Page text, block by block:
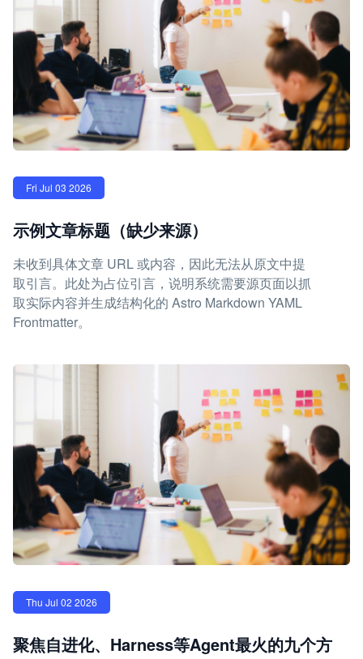
Fri Jul 03 2026
示例文章标题（缺少来源）
未收到具体文章 URL 或内容，因此无法从原文中提
取引言。此处为占位引言，说明系统需要源页面以抓
取实际内容并生成结构化的 Astro Markdown YAML
Frontmatter。
Thu Jul 02 2026
聚焦自进化、Harness等Agent最火的九个方